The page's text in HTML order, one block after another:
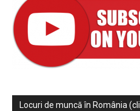
Locuri de muncă în România